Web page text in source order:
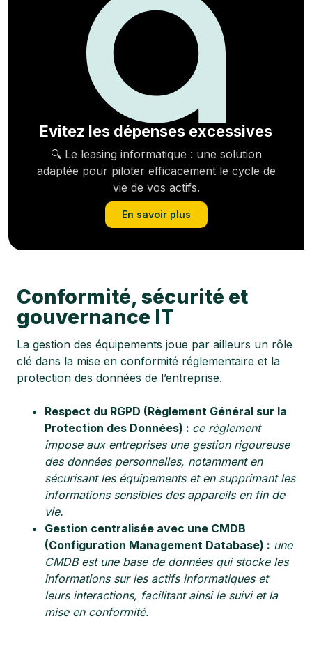
Evitez les dépenses excessives
🔍 Le leasing informatique : une solution
adaptée pour piloter efficacement le cycle de
vie de vos actifs.
En savoir plus
Conformité, sécurité et
gouvernance IT
La gestion des équipements joue par ailleurs un rôle
clé dans la mise en conformité réglementaire et la
protection des données de l’entreprise.
Respect du RGPD (Règlement Général sur la
Protection des Données) : ce règlement
impose aux entreprises une gestion rigoureuse
des données personnelles, notamment en
sécurisant les équipements et en supprimant les
informations sensibles des appareils en fin de
vie.
Gestion centralisée avec une CMDB
(Configuration Management Database) : une
CMDB est une base de données qui stocke les
informations sur les actifs informatiques et
leurs interactions, facilitant ainsi le suivi et la
mise en conformité.